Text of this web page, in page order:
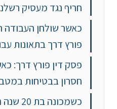
חריף נגד מעסיק
כאשר שולחן העבודה
פורץ דרך בתאונות
פסק דין פורץ דרך:
חסרון בבטיחות